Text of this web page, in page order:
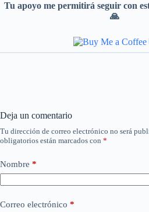
Tu apoyo me permitirá seguir con
🙏
Deja un comentario
Tu dirección de correo electrónico no será
obligatorios están marcados con *
Nombre *
Correo electrónico *